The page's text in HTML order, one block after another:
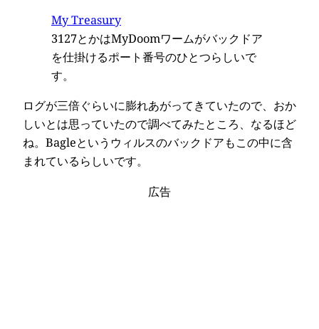
My Treasury
3127とかはMyDoomワームがバックドア
を仕掛けるポート番号のひとつらしいで
す。
ログが三倍ぐらいに膨れあがってきていたので、おか
しいとは思っていたので調べてみたところ、なるほど
ね。Bagleというウィルスのバックドアもこの中に含
まれているらしいです。
広告